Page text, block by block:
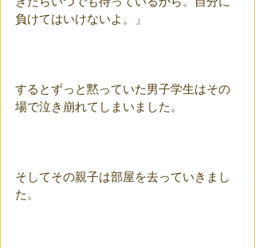
負けてはいけないよ。」
するとずっと黙っていた男子学生はその
場で泣き崩れてしまいました。
そしてその親子は部屋を去っていきまし
た。